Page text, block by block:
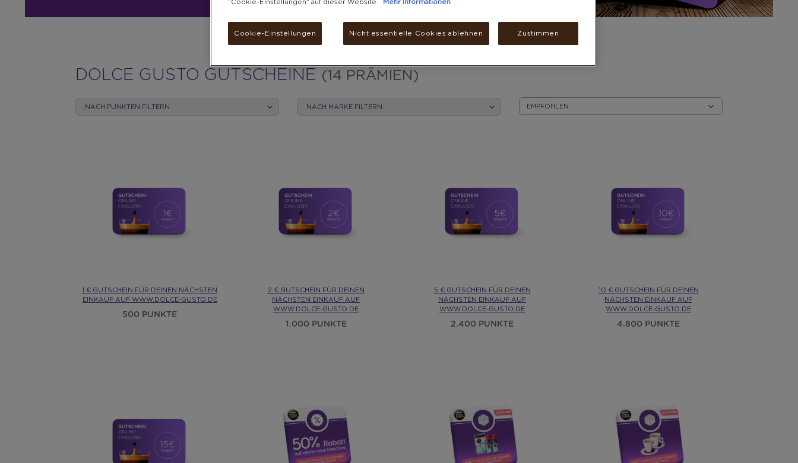
DOLCE
GUSTO
DOLCE GUSTO GUTSCHEINE (14 PRÄMIEN)
NACH PUNKTEN FILTERN NACH MARKE FILTERN
1 € GUTSCHEIN FÜR DEINEN NÄCHSTEN
EINKAUF AUF WWW.DOLCE-GUSTO.DE
500 PUNKTE
2 € GUTSCHEIN FÜR DEINEN
NÄCHSTEN EINKAUF AUF
WWW.DOLCE-GUSTO.DE
1.000 PUNKTE
5 € GUTSCHEIN FÜR DEINEN
NÄCHSTEN EINKAUF AUF
WWW.DOLCE-GUSTO.DE
2.400 PUNKTE
10 € GUTSCHEIN FÜR DEINEN
NÄCHSTEN EINKAUF AUF
WWW.DOLCE-GUSTO.DE
4.800 PUNKTE
"Cookie-Einstellungen" auf dieser Website.
Mehr Informationen
Cookie-Einstellungen Nicht essentielle Cookies ablehnen Zustimmen